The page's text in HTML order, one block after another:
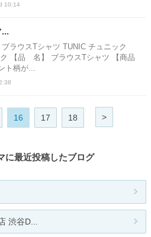
10:14
ラウスTシャツ TUNIC チュニック
ク 【品 名】 ブラウスTシャツ 【商品
ト柄が...
16 17 18 >
に最近投稿したブログ
渋谷D...